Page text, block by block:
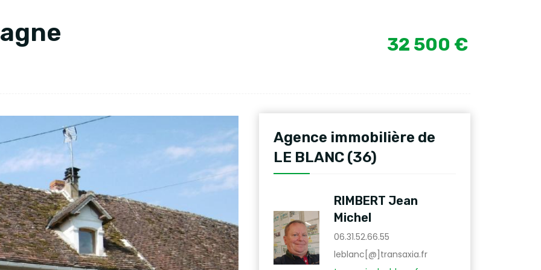
32 500 €
Agence immobilière de
LE BLANC (36)
RIMBERT Jean
Michel
06.31.52.66.55
leblanc[@]transaxia.fr